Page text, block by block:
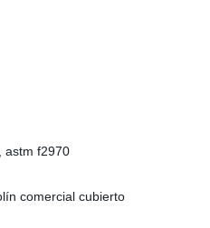
astm f2970
comercial cubierto